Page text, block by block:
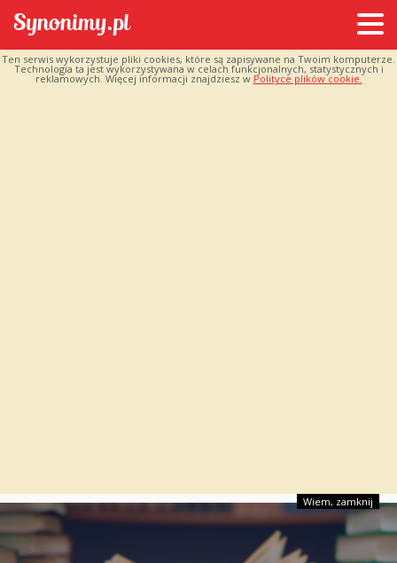
Ten serwis wykorzystuje pliki cookies, które są zapisywane na Twoim komputerze.
Technologia ta jest wykorzystywana w celach funkcjonalnych, statystycznych i
reklamowych. Więcej informacji znajdziesz w Polityce plików cookie.
Wiem, zamknij